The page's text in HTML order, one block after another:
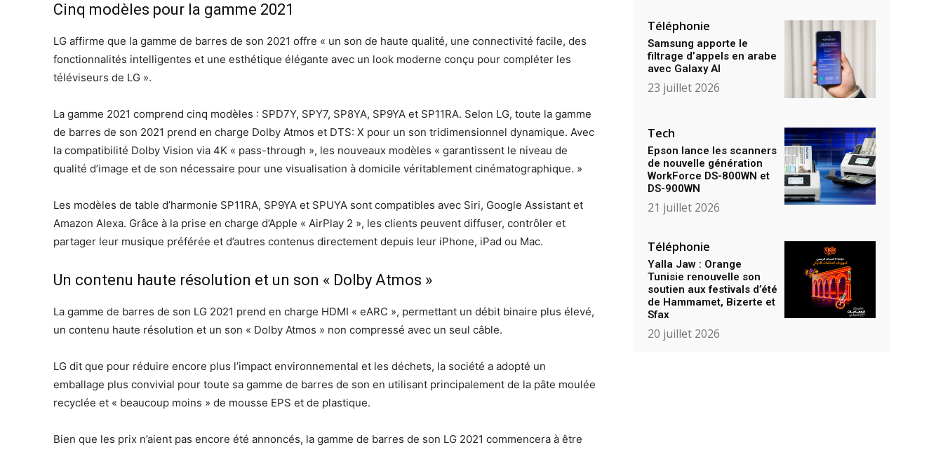
Cinq modèles pour la gamme 2021
LG affirme que la gamme de barres de son 2021 offre « un son de haute qualité, une connectivité facile, des
fonctionnalités intelligentes et une esthétique élégante avec un look moderne conçu pour compléter les
téléviseurs de LG ».
La gamme 2021 comprend cinq modèles : SPD7Y, SPY7, SP8YA, SP9YA et SP11RA. Selon LG, toute la gamme
de barres de son 2021 prend en charge Dolby Atmos et DTS: X pour un son tridimensionnel dynamique. Avec
la compatibilité Dolby Vision via 4K « pass-through », les nouveaux modèles « garantissent le niveau de
qualité d’image et de son nécessaire pour une visualisation à domicile véritablement cinématographique. »
Les modèles de table d’harmonie SP11RA, SP9YA et SPUYA sont compatibles avec Siri, Google Assistant et
Amazon Alexa. Grâce à la prise en charge d’Apple « AirPlay 2 », les clients peuvent diffuser, contrôler et
partager leur musique préférée et d’autres contenus directement depuis leur iPhone, iPad ou Mac.
Un contenu haute résolution et un son « Dolby Atmos »
La gamme de barres de son LG 2021 prend en charge HDMI « eARC », permettant un débit binaire plus élevé,
un contenu haute résolution et un son « Dolby Atmos » non compressé avec un seul câble.
LG dit que pour réduire encore plus l’impact environnemental et les déchets, la société a adopté un
emballage plus convivial pour toute sa gamme de barres de son en utilisant principalement de la pâte moulée
recyclée et « beaucoup moins » de mousse EPS et de plastique.
Bien que les prix n’aient pas encore été annoncés, la gamme de barres de son LG 2021 commencera à être
Téléphonie
Samsung apporte le
filtrage d’appels en arabe
avec Galaxy AI
23 juillet 2026
Tech
Epson lance les scanners
de nouvelle génération
WorkForce DS-800WN et
DS-900WN
21 juillet 2026
Téléphonie
Yalla Jaw : Orange
Tunisie renouvelle son
soutien aux festivals d’été
de Hammamet, Bizerte et
Sfax
20 juillet 2026